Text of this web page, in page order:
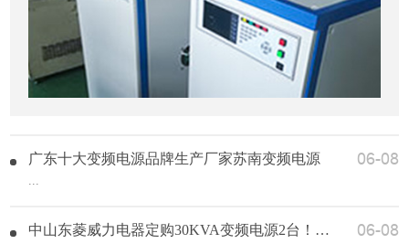
广东十大变频电源品牌生产厂家苏南变频电源
...
06-08
中山东菱威力电器定购30KVA变频电源2台！SNP-6300(30KVA) 06-08